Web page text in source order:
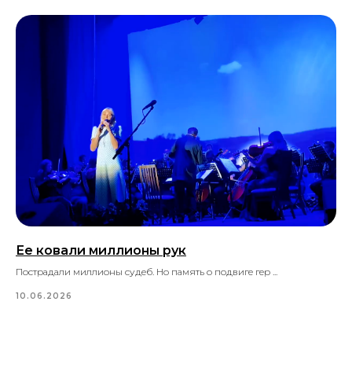
Ее ковали миллионы рук
Пострадали миллионы судеб. Но память о подвиге гер ...
10.06.2026